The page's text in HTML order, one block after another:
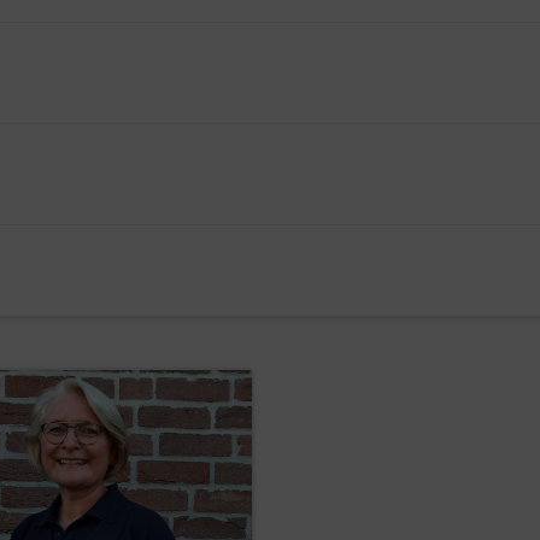
Tätigkeit